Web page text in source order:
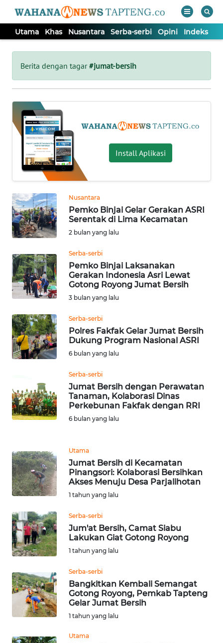
Utama Khas Nusantara Serba-serbi Opini Indeks
Berita dengan tagar#jumat-bersih
Install Aplikasi
Nusantara
Pemko Binjai Gelar Gerakan ASRI
Serentak di Lima Kecamatan
2 bulan yang lalu
Serba-serbi
Pemko Binjai Laksanakan
Gerakan Indonesia Asri Lewat
Gotong Royong Jumat Bersih
3 bulan yang lalu
Serba-serbi
Polres Fakfak Gelar Jumat Bersih
Dukung Program Nasional ASRI
6 bulan yang lalu
Serba-serbi
Jumat Bersih dengan Perawatan
Tanaman, Kolaborasi Dinas
Perkebunan Fakfak dengan RRI
6 bulan yang lalu
Utama
Jumat Bersih di Kecamatan
Pinangsori: Kolaborasi Bersihkan
Akses Menuju Desa Parjalihotan
1 tahun yang lalu
Serba-serbi
Jum'at Bersih, Camat Siabu
Lakukan Giat Gotong Royong
1 tahun yang lalu
Serba-serbi
Bangkitkan Kembali Semangat
Gotong Royong, Pemkab Tapteng
Gelar Jumat Bersih
1 tahun yang lalu
Utama
Tutup
UTAMA
KHAS
NUSANTARA
SERBA-
SERBI
OPINI
Informasi
INDEKS
BERITA
KONTAK
INFO
IKLAN
PEDOMAN
MEDIA
REDAKSI
KARIR
Wahana
News
Regional
WN
SUMUT
WN